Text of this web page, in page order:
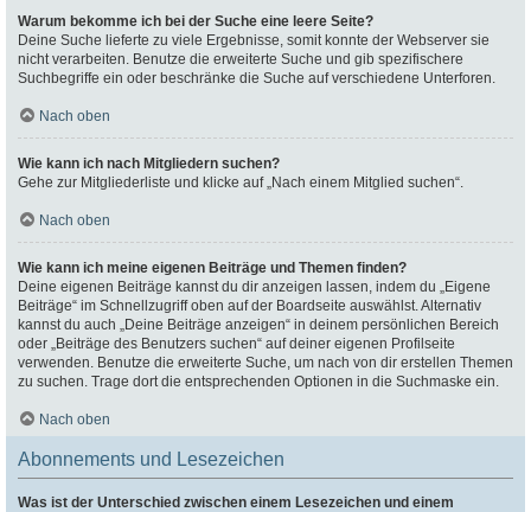
Warum bekomme ich bei der Suche eine leere Seite?
Deine Suche lieferte zu viele Ergebnisse, somit konnte der Webserver sie
nicht verarbeiten. Benutze die erweiterte Suche und gib spezifischere
Suchbegriffe ein oder beschränke die Suche auf verschiedene Unterforen.
Nach oben
Wie kann ich nach Mitgliedern suchen?
Gehe zur Mitgliederliste und klicke auf „Nach einem Mitglied suchen“.
Nach oben
Wie kann ich meine eigenen Beiträge und Themen finden?
Deine eigenen Beiträge kannst du dir anzeigen lassen, indem du „Eigene
Beiträge“ im Schnellzugriff oben auf der Boardseite auswählst. Alternativ
kannst du auch „Deine Beiträge anzeigen“ in deinem persönlichen Bereich
oder „Beiträge des Benutzers suchen“ auf deiner eigenen Profilseite
verwenden. Benutze die erweiterte Suche, um nach von dir erstellen Themen
zu suchen. Trage dort die entsprechenden Optionen in die Suchmaske ein.
Nach oben
Abonnements und Lesezeichen
Was ist der Unterschied zwischen einem Lesezeichen und einem